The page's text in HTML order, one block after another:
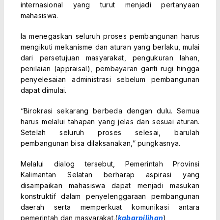
internasional yang turut menjadi pertanyaan
mahasiswa.
Ia menegaskan seluruh proses pembangunan harus
mengikuti mekanisme dan aturan yang berlaku, mulai
dari persetujuan masyarakat, pengukuran lahan,
penilaian (appraisal), pembayaran ganti rugi hingga
penyelesaian administrasi sebelum pembangunan
dapat dimulai.
“Birokrasi sekarang berbeda dengan dulu. Semua
harus melalui tahapan yang jelas dan sesuai aturan.
Setelah seluruh proses selesai, barulah
pembangunan bisa dilaksanakan,” pungkasnya.
Melalui dialog tersebut, Pemerintah Provinsi
Kalimantan Selatan berharap aspirasi yang
disampaikan mahasiswa dapat menjadi masukan
konstruktif dalam penyelenggaraan pembangunan
daerah serta memperkuat komunikasi antara
pemerintah dan masyarakat.(kabarpilihan)